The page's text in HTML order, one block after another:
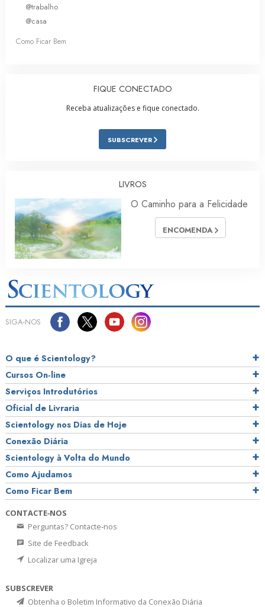
@trabalho
@casa
Como Ficar Bem
FIQUE CONECTADO
Receba atualizações e fique conectado.
SUBSCREVER
LIVROS
O Caminho para a Felicidade
ENCOMENDA
SIGA‑NOS
O que é Scientology?
Cursos On‑line
Serviços Introdutórios
Oficial de Livraria
Scientology nos Dias de Hoje
Conexão Diária
Scientology à Volta do Mundo
Como Ajudamos
Como Ficar Bem
CONTACTE‑NOS
Perguntas? Contacte‑nos
Site de Feedback
Localizar uma Igreja
SUBSCREVER
Obtenha o Boletim Informativo da Conexão Diária